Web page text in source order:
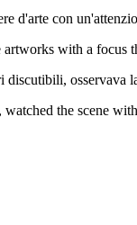
d'arte con
with a focus
osservava
the scene